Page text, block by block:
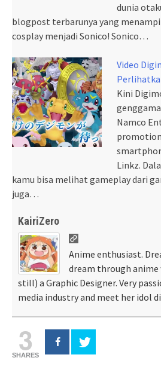
dunia
blogpost terbarunya yang
cosplay menjadi Sonico! Sonico…
Video
Kini
Namco
Linkz.
kamu bisa melihat gameplay dari
juga…
KairiZero
Anime enthusiast.
dream through
still) a Graphic Designer. Very
media industry and meet her idol
3
SHARES